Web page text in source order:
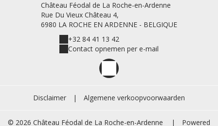
Château Féodal de La Roche-en-Ardenne
Rue Du Vieux Château 4,
6980 LA ROCHE EN ARDENNE - BELGIQUE
+32 84 41 13 42
Contact opnemen per e-mail
Disclaimer | Algemene verkoopvoorwaarden
© 2026 Château Féodal de La Roche-en-Ardenne | Powered